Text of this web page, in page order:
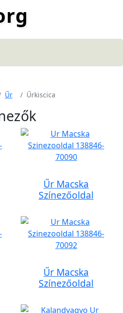
Űr Űrkiscica
Űr Macska
Színezőoldal
Űr Macska
Színezőoldal